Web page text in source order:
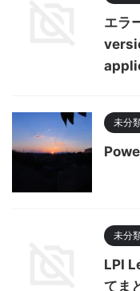
エラ
未分
未分
LPI
てま